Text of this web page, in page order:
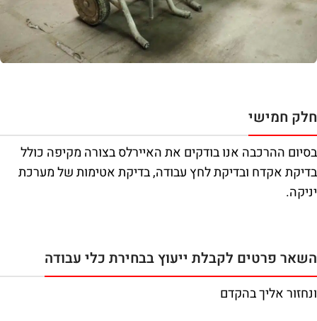
חלק חמישי
בסיום ההרכבה אנו בודקים את האיירלס בצורה מקיפה כולל
בדיקת אקדח ובדיקת לחץ עבודה, בדיקת אטימות של מערכת
יניקה.
השאר פרטים לקבלת ייעוץ בבחירת כלי עבודה
ונחזור אליך בהקדם